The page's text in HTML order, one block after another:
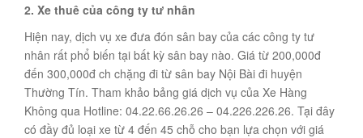
2. Xe thuê của công ty tư nhân
Hiện nay, dịch vụ xe đưa đón sân bay của các công ty tư
nhân rất phổ biến tại bất kỳ sân bay nào. Giá từ 200,000đ
đến 300,000đ ch chặng đi từ sân bay Nội Bài đi huyện
Thường Tín. Tham khảo bảng giá dịch vụ của Xe Hàng
Không qua Hotline: 04.22.66.26.26 – 04.226.226.26. Tại đây
có đầy đủ loại xe từ 4 đến 45 chỗ cho bạn lựa chọn với giá